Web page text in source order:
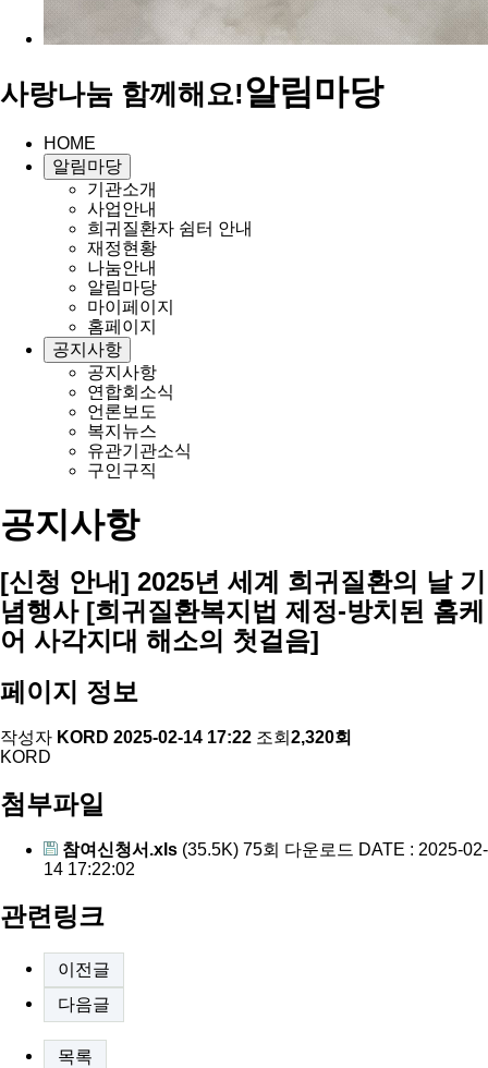
사랑나눔 함께해요!알림마당
HOME
알림마당
기관소개
사업안내
희귀질환자 쉼터 안내
재정현황
나눔안내
알림마당
마이페이지
홈페이지
공지사항
공지사항
연합회소식
언론보도
복지뉴스
유관기관소식
구인구직
공지사항
[신청 안내] 2025년 세계 희귀질환의 날 기
념행사 [희귀질환복지법 제정-방치된 홈케
어 사각지대 해소의 첫걸음]
페이지 정보
작성자 KORD 2025-02-14 17:22 조회 2,320회
KORD
첨부파일
참여신청서.xls (35.5K) 75회 다운로드 DATE : 2025-02-
14 17:22:02
관련링크
이전글
다음글
목록